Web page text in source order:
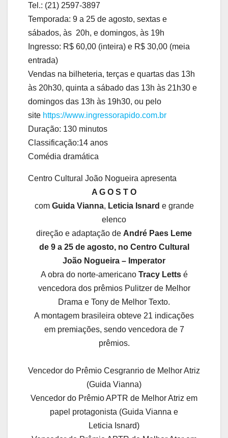
Tel.: (21) 2597-3897
Temporada: 9 a 25 de agosto, sextas e
sábados, às 20h, e domingos, às 19h
Ingresso: R$ 60,00 (inteira) e R$ 30,00 (meia
entrada)
Vendas na bilheteria, terças e quartas das 13h
às 20h30, quinta a sábado das 13h às 21h30 e
domingos das 13h às 19h30, ou pelo
site https://www.ingressorapido.com.br
Duração: 130 minutos
Classificação:14 anos
Comédia dramática
Centro Cultural João Nogueira apresenta
A G O S T O
com Guida Vianna, Leticia Isnard e grande
elenco
direção e adaptação de André Paes Leme
de 9 a 25 de agosto, no Centro Cultural
João Nogueira – Imperator
A obra do norte-americano Tracy Lettsé
vencedora dos prêmios Pulitzer de Melhor
Drama e Tony de Melhor Texto.
A montagem brasileira obteve 21 indicações
em premiações, sendo vencedora de 7
prêmios.
Vencedor do Prêmio Cesgranrio de Melhor Atriz
(Guida Vianna)
Vencedor do Prêmio APTR de Melhor Atriz em
papel protagonista (Guida Vianna e
Leticia Isnard)